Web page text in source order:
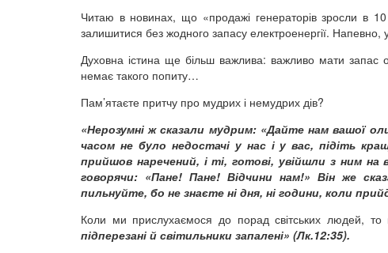
Читаю в новинах, що «продажі генераторів зросли в
залишитися без жодного запасу електроенергії. Напевно,
Духовна істина ще більш важлива: важливо мати запас
немає такого попиту…
Пам’ятаєте притчу про мудрих і немудрих дів?
«Нерозумні ж сказали мудрим: «Дайте нам вашої
часом не було недостачі у нас і у вас, підіть
прийшов наречений, і ті, готові, увійшли з ним на
говорячи: «Пане! Пане! Відчини нам!» Він же
пильнуйте, бо не знаєте ні дня, ні години, коли
Коли ми прислухаємося до порад світських людей,
підперезані й світильники запалені» (Лк.12:35).